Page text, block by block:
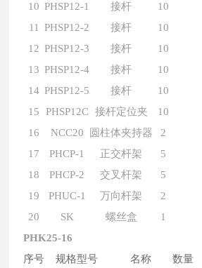
10 PHSP12-1 接杆
10
11
PHSP12-2 接杆
10
12 PHSP12-3 接杆
10
13 PHSP12-4 接杆
10
14 PHSP12-5 接杆
10
15
PHSP12C 接杆定位夹
10
16
NCC20 圆柱体夹持器
2
17
PHCP-1 正交杆架
5
18
PHCP-2 交叉杆架
5
19
PHUC-1 万向杆架
2
20
SK 螺丝盒
1
PHK25-16
序号 规格型号 名称
数量